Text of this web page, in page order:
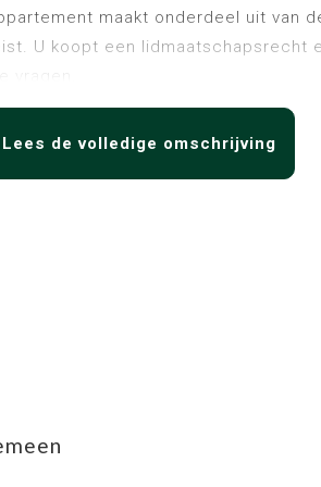
maakt onderdeel uit van
U koopt een lidmaatschapsrecht
vragen.
omgeving door de
een toonbeeld voor
woongemeenschap is het normaal
voornamelijk in de tuinkamer,
Lees de volledige omschrijving